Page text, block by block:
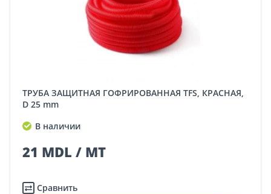
ТРУБА ЗАЩИТНАЯ ГОФРИРОВАННАЯ TFS, КРАСНАЯ,
D 25 mm
В наличии
21 MDL / MT
Сравнить